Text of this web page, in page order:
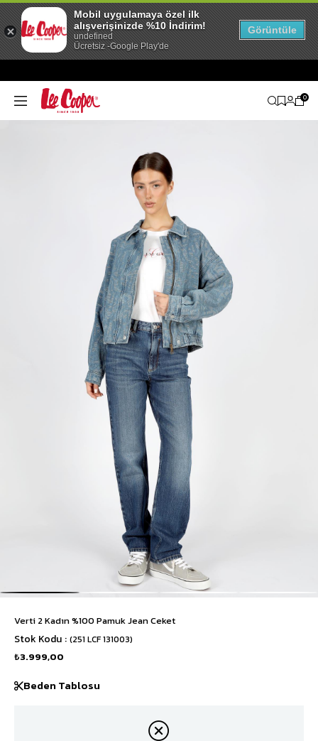
0
Verti 2 Kadın %100 Pamuk Jean Ceket
Stok Kodu (251 LCF 131003)
₺3.999,00
Beden Tablosu
Mobil uygulamaya özel ilk
alışverişinizde %10 İndirim!
undefined
Ücretsiz -Google Play'de
Görüntüle